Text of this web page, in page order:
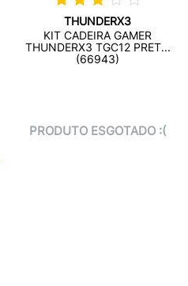
THUNDERX3
KIT CADEIRA GAMER
THUNDERX3 TGC12 PRET...
(66943)
PRODUTO ESGOTADO :(